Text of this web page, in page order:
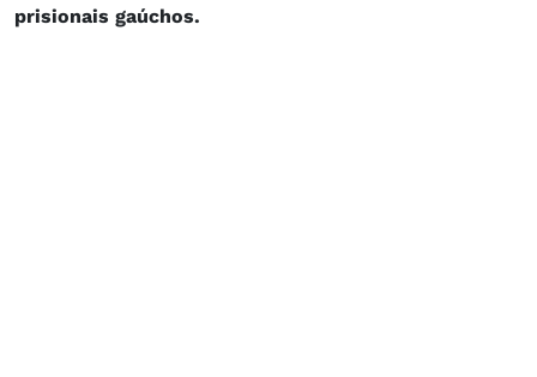
prisionais gaúchos.